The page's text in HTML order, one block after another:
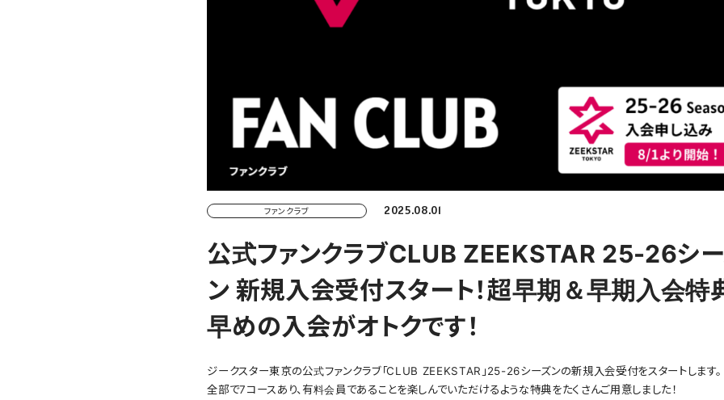
ファンクラブ 2025.08.01
公式ファンクラブCLUB ZEEKSTAR 25-26シ
ン 新規入会受付スタート！超早期＆早期入会特
早めの入会がオトクです！
ジークスター東京の公式ファンクラブ「CLUB ZEEKSTAR」25-26シーズンの新規入会受付をスタートします。
全部で7コースあり、有料会員であることを楽しんでいただけるような特典をたくさんご用意しました！